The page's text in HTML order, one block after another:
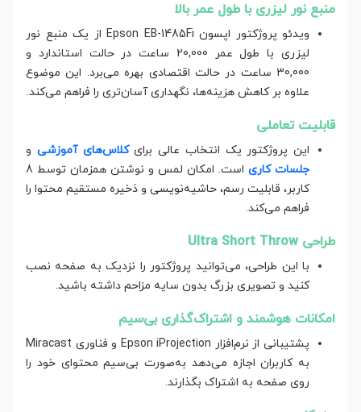
منبع نور لیزری با طول عمر بالا
ویدئو پروژکتور اپسون Epson EB-1485Fi از یک منبع نور
لیزری با طول عمر 20,000 ساعت در حالت استاندارد و
30,000 ساعت در حالت اقتصادی بهره می‌برد. این موضوع
علاوه بر کاهش هزینه‌ها، نگهداری آسان‌تری را فراهم می‌کند.
قابلیت تعاملی
این پروژکتور یک انتخاب عالی برایکلاس‌های آموزشی و
جلسات کاری
است. امکان لمس و نوشتن همزمان توسط 8
کاربر، قابلیت رسم، حاشیه‌نویسی و ذخیره مستقیم محتوا را
فراهم می‌کند.
طراحی Ultra Short Throw
با این طراحی، می‌توانید پروژکتور را نزدیک به صفحه نصب
کنید و تصویری بزرگ بدون سایه مزاحم داشته باشید.
امکانات هوشمند و اشتراک‌گذاری بی‌سیم
پشتیبانی از نرم‌افزار Epson iProjection و فناوری Miracast
به کاربران اجازه می‌دهد به‌صورت بی‌سیم محتوای خود را
روی صفحه به اشتراک بگذارند.